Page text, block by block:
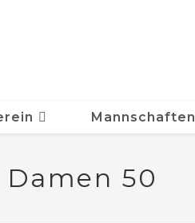
Mannschaften
50